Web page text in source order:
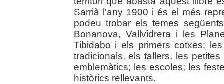
Sarrià l'any 1900 i és el més
podeu trobar els temes
Bonanova, Vallvidrera i les
Tibidabo i els primers cotxes;
tradicionals, els tallers, les
emblemàtics; les escoles; les
històrics rellevants.